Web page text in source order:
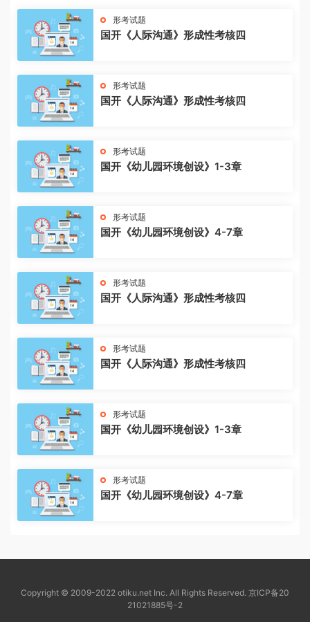
形考试题
国开《人际沟通》形成性考核四
形考试题
国开《人际沟通》形成性考核四
形考试题
国开《幼儿园环境创设》1-3章
形考试题
国开《幼儿园环境创设》4-7章
形考试题
国开《人际沟通》形成性考核四
形考试题
国开《人际沟通》形成性考核四
形考试题
国开《幼儿园环境创设》1-3章
形考试题
国开《幼儿园环境创设》4-7章
Copyright © 2009-2022 otiku.net Inc. All Rights Reserved. 京ICP备20
21021885号-2